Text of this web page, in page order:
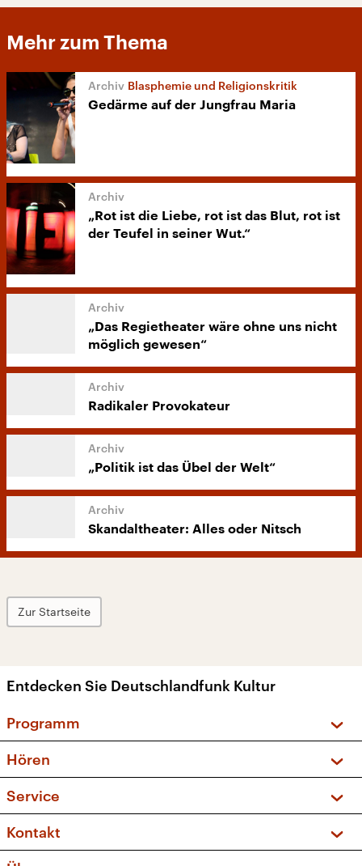
Mehr zum Thema
Blasphemie und Religionskritik
Gedärme auf der Jungfrau Maria
„Rot ist die Liebe, rot ist das Blut, rot ist
der Teufel in seiner Wut.“
„Das Regietheater wäre ohne uns nicht
möglich gewesen“
Radikaler Provokateur
„Politik ist das Übel der Welt“
Skandaltheater: Alles oder Nitsch
Zur Startseite
Entdecken Sie Deutschlandfunk Kultur
Programm
Sendungen und Podcasts
Musikliste
Kakadu – Das Kinderprogramm
Hören
Frequenzen (UKW + DAB+)
Service
FAQ
Apps
Kontakt